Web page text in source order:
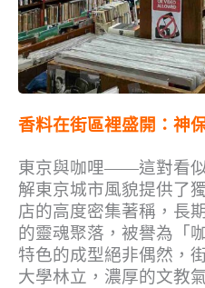
香料在街區裡盛開：神
東京與咖哩——這對看
解東京城市風貌提供了
店的高度密集著稱，長
的靈魂聚落，被譽為「
特色的成型絕非偶然，
大學林立，濃厚的文教